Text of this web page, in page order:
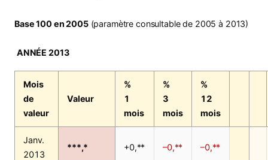
Base 100 en 2005(paramètre consultable de 2005 à 2013)
ANNÉE 2013
Mois
de
valeur
Valeur
%
1
mois
%
3
mois
%
12
mois
Janv.
2013
***,* +0,** –0,** –0,**